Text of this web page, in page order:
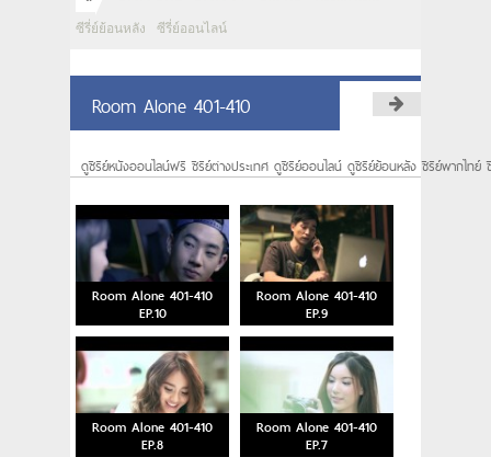
ซีรี่ย์ย้อนหลัง ซีรี่ย์ออนไลน์
Room Alone 401-410
ดูซีรีย์หนังออนไลน์ฟรี ซีรีย์ต่างประเทศ ดูซีรีย์ออนไลน์ ดูซีรีย์ย้อนหลัง ซีรีย์พากไทย์
Room Alone 401-410
EP.10
Room Alone 401-410
EP.9
Room Alone 401-410
EP.8
Room Alone 401-410
EP.7